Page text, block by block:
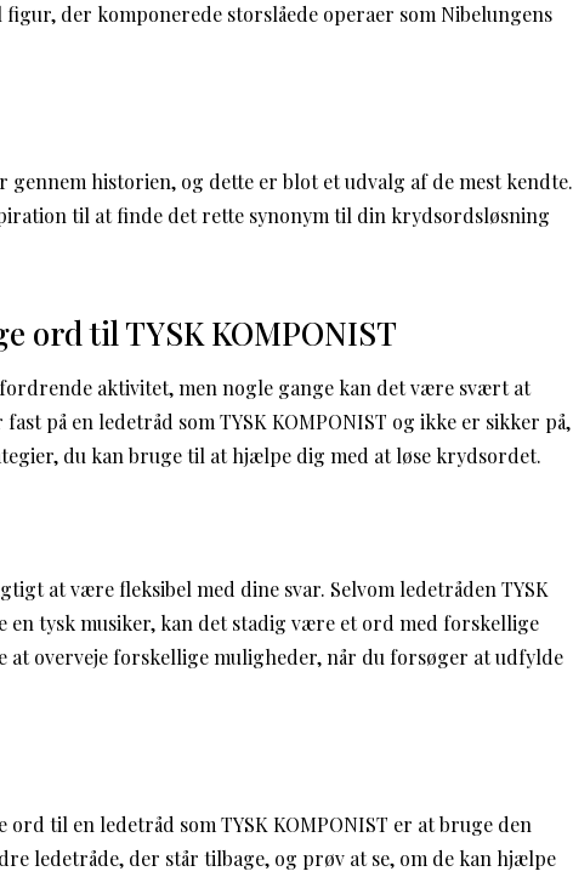
der komponerede storslåede operaer som Nibelungens
historien, og dette er blot et udvalg af de mest kendte.
til at finde det rette synonym til din krydsordsløsning
ord til TYSK KOMPONIST
aktivitet, men nogle gange kan det være svært at
på en ledetråd som TYSK KOMPONIST og ikke er sikker på,
du kan bruge til at hjælpe dig med at løse krydsordet.
at være fleksibel med dine svar. Selvom ledetråden TYSK
en tysk musiker, kan det stadig være et ord med forskellige
at overveje forskellige muligheder, når du forsøger at udfylde
til en ledetråd som TYSK KOMPONIST er at bruge den
ledetråde, der står tilbage, og prøv at se, om de kan hjælpe